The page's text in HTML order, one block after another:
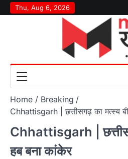
Skip
to
Thu, Aug 6, 2026
Home
Breaking
Chhattisgarh | छत्तीसगढ़ का मत्स्य
Chhattisgarh |
हब बना कांकेर